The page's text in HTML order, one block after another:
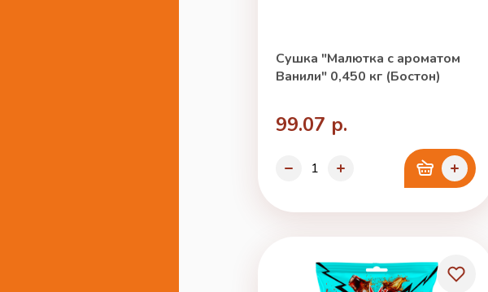
Сушка "Малютка с ароматом
Ванили" 0,450 кг (Бостон)
99.07 р.